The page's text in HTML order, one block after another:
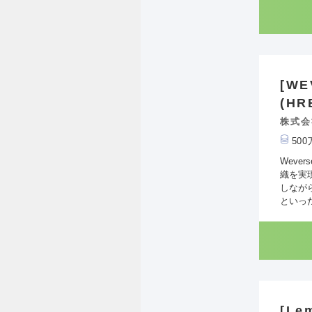
株式
500
織を実
しなが
といっ